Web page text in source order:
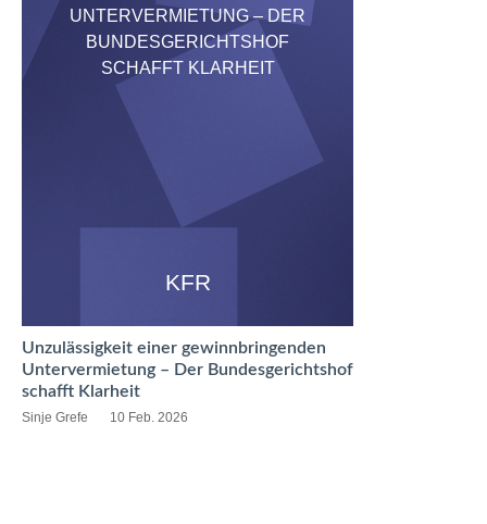
UNTERVERMIETUNG – DER
BUNDESGERICHTSHOF
SCHAFFT KLARHEIT
KFR
Unzulässigkeit einer gewinnbringenden
Untervermietung – Der Bundesgerichtshof
schafft Klarheit
Sinje Grefe 10 Feb. 2026